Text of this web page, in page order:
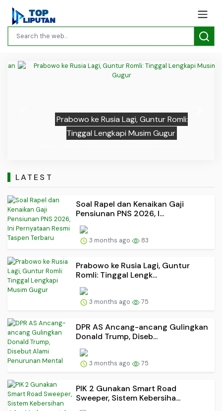
Prabowo ke Rusia Lagi, Guntur Romli:
Tinggal Lengkapi Musim Gugur
LATEST
Soal Rapel dan Kenaikan Gaji
Pensiunan PNS 2026, I...
3 months ago 83
Prabowo ke Rusia Lagi, Guntur
Romli: Tinggal Lengk...
3 months ago 75
DPR AS Ancang-ancang Gulingkan
Donald Trump, Diseb...
3 months ago 75
PIK 2 Gunakan Smart Road
Sweeper, Sistem Kebersiha...